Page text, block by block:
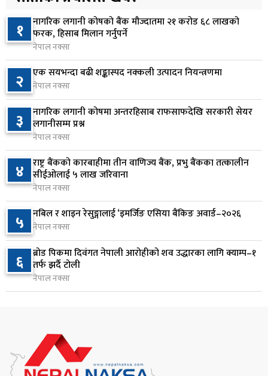
१ दिन अघि
६
प्रतिनिधिसभा बैठक बस्दै , पाँच विधेयक र प्रतिवेदन
प्रस्तुत हुने
१ दिन अघि
७
आज बस्ने भनिएको राष्ट्रिय सभाको बैठक बुधबारका लागि
सर्‍यो
१ दिन अघि
८
वीरगञ्जमा ट्यांकरको सिल खोलेर तेल निकाल्ने सात जना
रंगेहात पक्राउ
१ दिन अघि
९
जन्मसिद्ध नागरिकता कडा बनाउने ट्रम्पको नयाँ प्रयास, दुई
कार्यकारी आदेश जारी
१० राप्रपाको निर्णय: बागमती प्रदेश सरकारमा सहभागी नहुने
१ दिन अघि
१ नागरिक लगानी कोषको बैंक मौज्दातमा २१ करोड ६८ लाखको
फरक, हिसाब मिलान गर्नुपर्ने
नेपाल नक्सा
२ एक सयभन्दा बढी शङ्कास्पद नक्कली उत्पादन नियन्त्रणमा
नेपाल नक्सा
३ नागरिक लगानी कोषमा अन्तरहिसाब राफसाफदेखि सरकारी सेयर
लगानीसम्म प्रश्न
नेपाल नक्सा
४ राष्ट्र बैंकको कारबाहीमा तीन वाणिज्य बैंक, प्रभु बैंकका तत्कालीन
सीईओलाई ५ लाख जरिवाना
नेपाल नक्सा
५ नबिल र शाइन रेसुङ्गालाई ‘इमर्जिङ एसिया बैंकिङ अवार्ड–२०२६
नेपाल नक्सा
६ ब्रोड पिकमा दिवंगत नेपाली आरोहीको शव उद्धारका लागि क्याम्प–१
तर्फ झर्दै टोली
नेपाल नक्सा